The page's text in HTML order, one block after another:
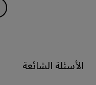
الأسئلة الشائعة